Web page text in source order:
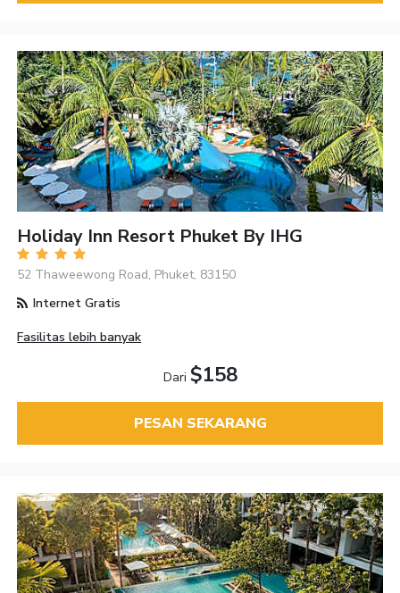
Holiday Inn Resort Phuket By IHG
52 Thaweewong Road, Phuket, 83150
Internet Gratis
Fasilitas lebih banyak
Dari $158
PESAN SEKARANG